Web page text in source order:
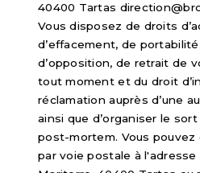
40400 Tartas
Vous disposez de droits
d’effacement, de
d’opposition, de retrait de
tout moment et du droit
réclamation auprès d’une
ainsi que d’organiser le
post-mortem. Vous pouvez
par voie postale à l'adresse